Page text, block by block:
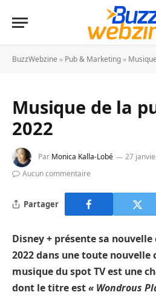
BuzzWebzine » Pub & Marketing »
Musique de la
2022
Par Monica Kalla-Lobé 27
Aucun commentaire
Partager
Disney + présente sa
2022 dans une toute nouvelle
musique du spot TV est une
dont le titre est« Wondrous